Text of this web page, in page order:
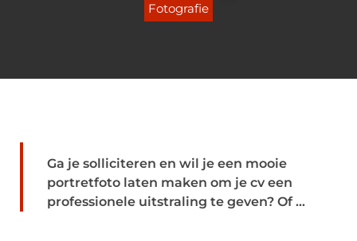
Fotografie
Ga je solliciteren en wil je een mooie
portretfoto laten maken om je cv een
professionele uitstraling te geven? Of ...